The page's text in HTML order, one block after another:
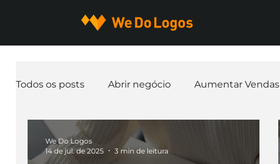
Todos os posts Abrir negócio Aumentar Vendas
Expandir negócio
We Do Logos
14 de jul. de 2025
3 min de leitura